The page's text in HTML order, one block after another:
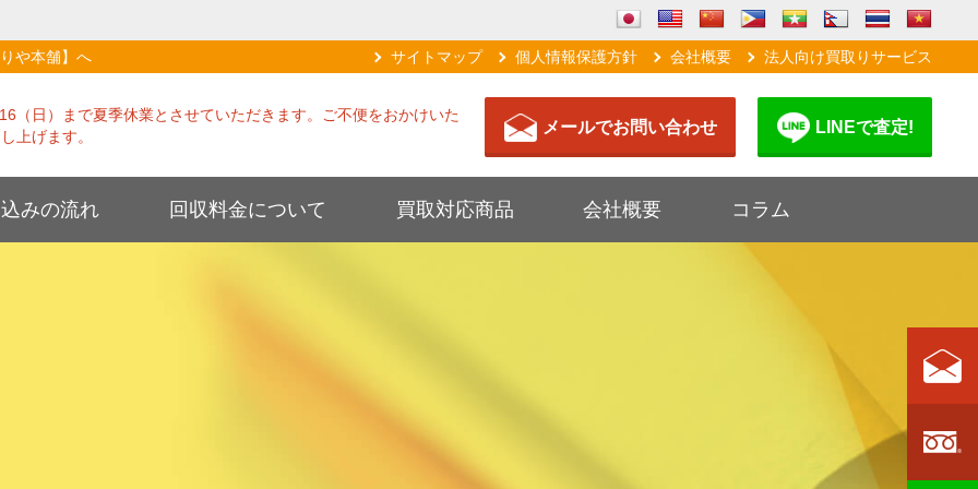
や本舗】へ サイトマップ 個人情報保護方針 会社概要 法人向け買取りサービス
（日）まで夏季休業とさせていただきます。ご不便をおかけいた
上げます。
メールでお問い合わせ LINEで査定!
みの流れ 回収料金について 買取対応商品 会社概要 コラム